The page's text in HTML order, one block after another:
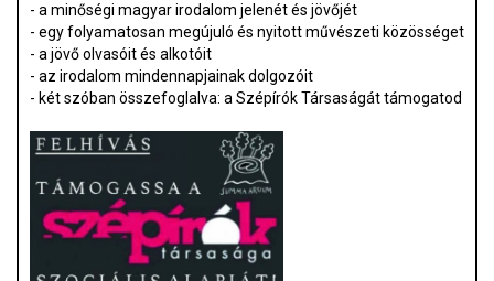
- a minőségi magyar irodalom jelenét és jövőjét
- egy folyamatosan megújuló és nyitott művészeti közösséget
- a jövő olvasóit és alkotóit
- az irodalom mindennapjainak dolgozóit
- két szóban összefoglalva: a Szépírók Társaságát támogatod